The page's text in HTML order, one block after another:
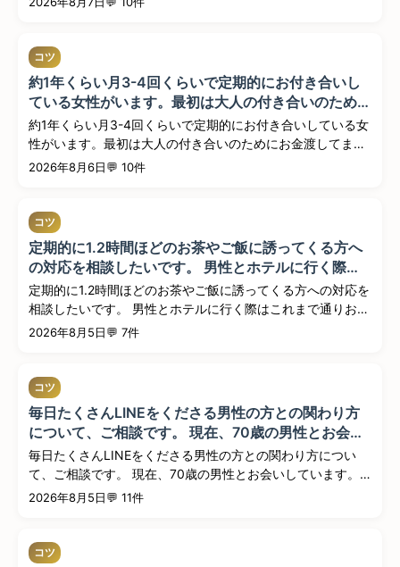
コツ
約1年くらい月3-4回くらいで定期的にお付き合いし
ている女性がいます。最初は大人の付き合いのために
お金渡してましたが、最近は慣れたせいか僕が歳とっ
てせいか、逆にお金渡すために大人の付き合いをして
る感覚...
約1年くらい月3-4回くらいで定期的にお付き合いしている女
性がいます。最初は大人の付き合いのためにお金渡してまし
たが、最...
2026年8月6日💬 10件
コツ
定期的に1.2時間ほどのお茶やご飯に誘ってくる方へ
の対応を相談したいです。 男性とホテルに行く際は
これまで通りお手当をいただいてますが、 最近男性
の会社でのお仕事（月10万ほどの重くない業務）を
いただ...
定期的に1.2時間ほどのお茶やご飯に誘ってくる方への対応を
相談したいです。 男性とホテルに行く際はこれまで通りお
手...
2026年8月5日💬 7件
コツ
毎日たくさんLINEをくださる男性の方との関わり方
について、ご相談です。 現在、70歳の男性とお会い
しています。年齢を感じさせないほど若々しく、人柄
もとても素敵な方で、私自身も関係は続けていきたい
と思...
毎日たくさんLINEをくださる男性の方との関わり方につい
て、ご相談です。 現在、70歳の男性とお会いしています。
年...
2026年8月5日💬 11件
コツ